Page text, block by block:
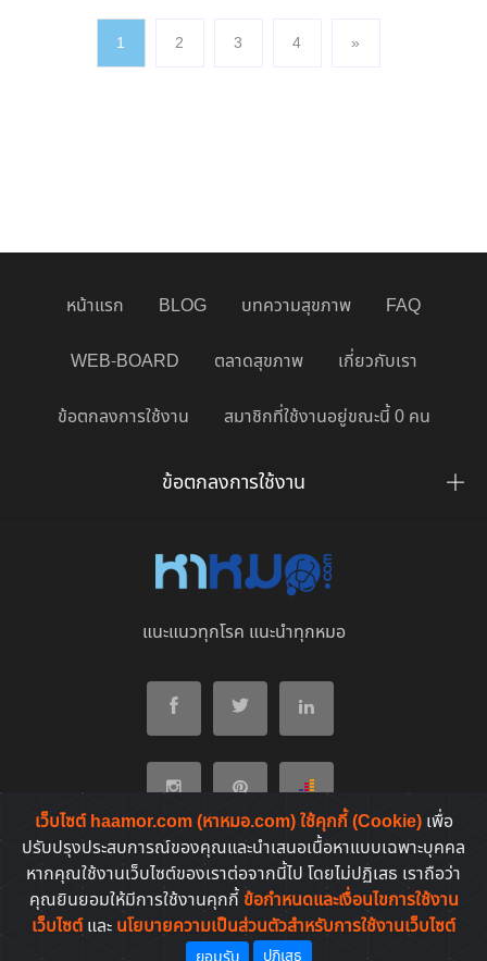
1 (current)2 3 4 »
เว็บไซต์ haamor.com (หาหมอ.com) ใช้คุกกี้ (Cookie) เพื่อ
ปรับปรุงประสบการณ์ของคุณและนำเสนอเนื้อหาแบบเฉพาะบุคคล
หากคุณใช้งานเว็บไซต์ของเราต่อจากนี้ไป โดยไม่ปฏิเสธ เราถือว่า
คุณยินยอมให้มีการใช้งานคุกกี้ ข้อกำหนดและเงื่อนไขการใช้งาน
เว็บไซต์และ นโยบายความเป็นส่วนตัวสำหรับการใช้งานเว็บไซต์
หน้าแรก BLOG บทความสุขภาพ FAQ
WEB-BOARD ตลาดสุขภาพ เกี่ยวกับเรา
ข้อตกลงการใช้งาน สมาชิกที่ใช้งานอยู่ขณะนี้ 0 คน
ข้อตกลงการใช้งาน
แนะแนวทุกโรค แนะนำทุกหมอ
หมวดบทความต่างๆ